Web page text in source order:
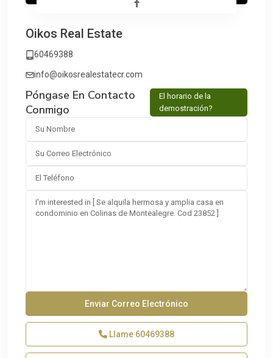
Oikos Real Estate
60469388
info@oikosrealestatecr.com
Póngase En Contacto
Conmigo
El horario de la
demostración?
Llame 60469388